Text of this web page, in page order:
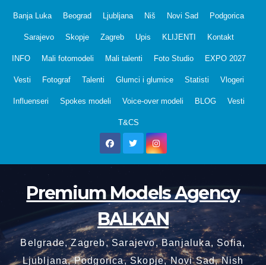
Banja Luka Beograd Ljubljana Niš Novi Sad Podgorica
Sarajevo Skopje Zagreb Upis KLIJENTI Kontakt
INFO Mali fotomodeli Mali talenti Foto Studio EXPO 2027
Vesti Fotograf Talenti Glumci i glumice Statisti Vlogeri
Influenseri Spokes modeli Voice-over modeli BLOG Vesti
T&CS
Premium Models Agency
BALKAN
Belgrade, Zagreb, Sarajevo, Banjaluka, Sofia,
Ljubljana, Podgorica, Skopje, Novi Sad, Nish